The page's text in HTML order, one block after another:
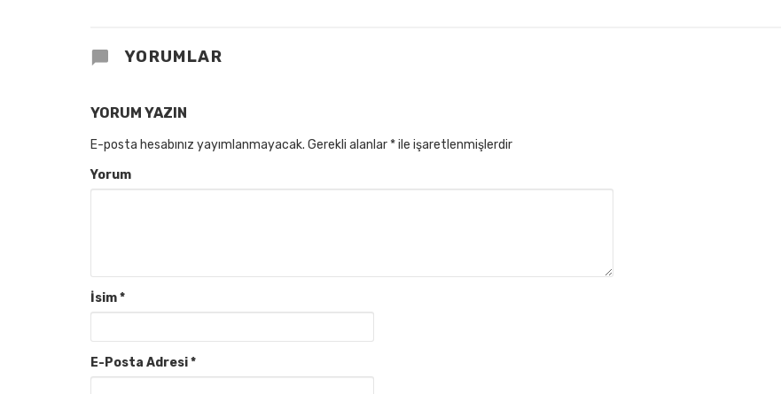
YORUMLAR
YORUM YAZIN
E-posta hesabınız yayımlanmayacak. Gerekli alanlar *ile işaretlenmişlerdir
Yorum
İsim*
E-Posta Adresi*